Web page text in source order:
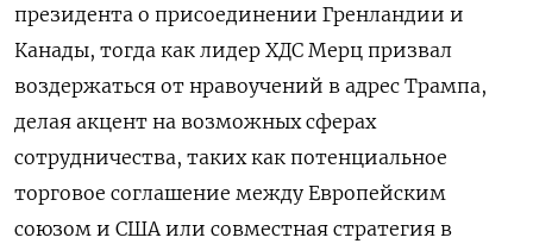
президента о присоединении Гренландии и
Канады, тогда как лидер ХДС Мерц призвал
воздержаться от нравоучений в адрес Трампа,
делая акцент на возможных сферах
сотрудничества, таких как потенциальное
торговое соглашение между Европейским
союзом и США или совместная стратегия в